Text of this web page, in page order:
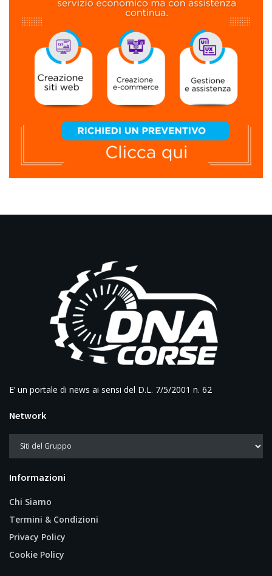
E’ un portale di news ai sensi del D.L. 7/5/2001 n. 62
Network
Informazioni
Chi Siamo
Termini & Condizioni
Privacy Policy
Cookie Policy